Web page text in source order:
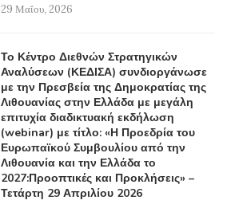
29 Μαΐου, 2026
Το Κέντρο Διεθνών Στρατηγικών
Αναλύσεων (ΚΕΔΙΣΑ) συνδιοργάνωσε
με την Πρεσβεία της Δημοκρατίας της
Λιθουανίας στην Ελλάδα με μεγάλη
επιτυχία διαδικτυακή εκδήλωση
(webinar) με τίτλο: «Η Προεδρία του
Ευρωπαϊκού Συμβουλίου από την
Λιθουανία και την Ελλάδα το
2027:Προοπτικές και Προκλήσεις» –
Τετάρτη 29 Απριλίου 2026